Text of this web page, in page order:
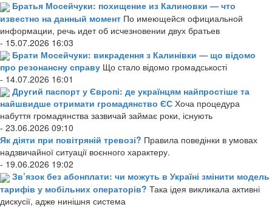
Братья Мосейчуки: похищение из Калиновки — что
известно на данный момент По имеющейся официальной
информации, речь идет об исчезновении двух братьев
- 15.07.2026 16:03
Брати Мосейчуки: викрадення з Калинівки — що відомо
про резонансну справу Що стало відомо громадськості
- 14.07.2026 16:01
Другий паспорт у Європі: де українцям найпростіше та
найшвидше отримати громадянство ЄС Хоча процедура
набуття громадянства зазвичай займає роки, існують
- 23.06.2026 09:10
Як діяти при повітряній тревозі? Правила поведінки в умовах
надзвичайної ситуації воєнного характеру.
- 19.06.2026 19:02
Зв’язок без абонплати: чи можуть в Україні змінити модель
тарифів у мобільних операторів? Така ідея викликала активні
дискусії, адже нинішня система